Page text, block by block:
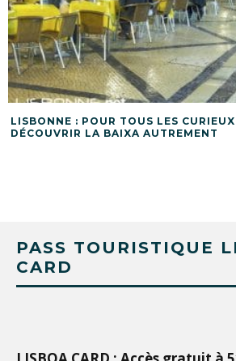
LISBONNE : POUR TOUS LES
DÉCOUVRIR LA BAIXA AUTREMENT
PASS TOURISTIQUE
CARD